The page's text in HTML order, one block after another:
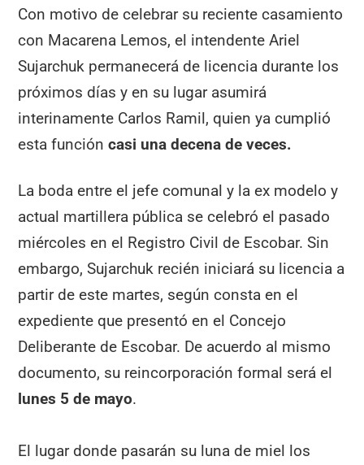
Con motivo de celebrar su reciente casamiento
con Macarena Lemos, el intendente Ariel
Sujarchuk permanecerá de licencia durante los
próximos días y en su lugar asumirá
interinamente Carlos Ramil, quien ya cumplió
esta funcióncasi una decena de veces.
La boda entre el jefe comunal y la ex modelo y
actual martillera pública se celebró el pasado
miércoles en el Registro Civil de Escobar. Sin
embargo, Sujarchuk recién iniciará su licencia a
partir de este martes, según consta en el
expediente que presentó en el Concejo
Deliberante de Escobar. De acuerdo al mismo
documento, su reincorporación formal será el
lunes 5 de mayo.
El lugar donde pasarán su luna de miel los